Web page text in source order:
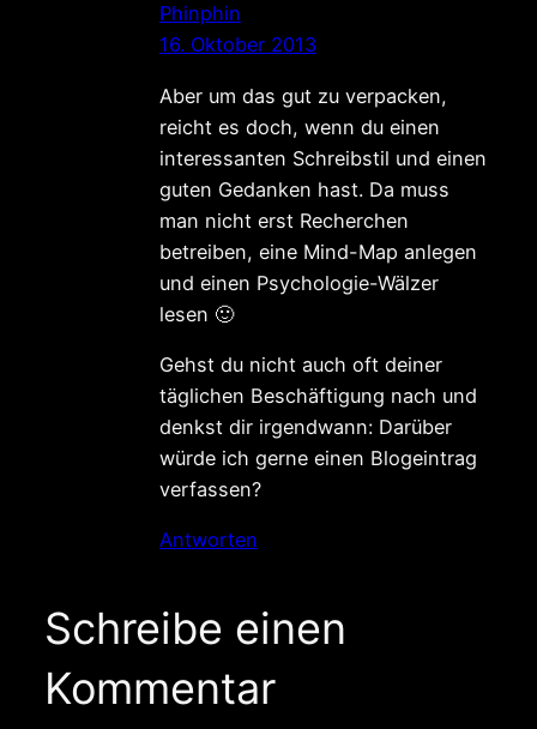
Phinphin
16. Oktober 2013
Aber um das gut zu verpacken,
reicht es doch, wenn du einen
interessanten Schreibstil und einen
guten Gedanken hast. Da muss
man nicht erst Recherchen
betreiben, eine Mind-Map anlegen
und einen Psychologie-Wälzer
lesen 🙂
Gehst du nicht auch oft deiner
täglichen Beschäftigung nach und
denkst dir irgendwann: Darüber
würde ich gerne einen Blogeintrag
verfassen?
Antworten
Schreibe einen
Kommentar